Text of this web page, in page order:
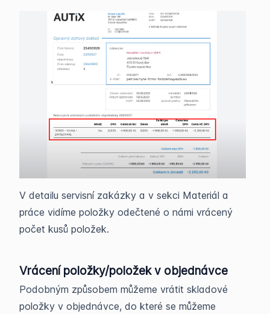
V detailu servisní zakázky a v sekci Materiál a
práce vidíme položky odečtené o námi vrácený
počet kusů položek.
Vrácení položky/položek v objednávce
Podobným způsobem můžeme vrátit skladové
položky v objednávce, do které se můžeme